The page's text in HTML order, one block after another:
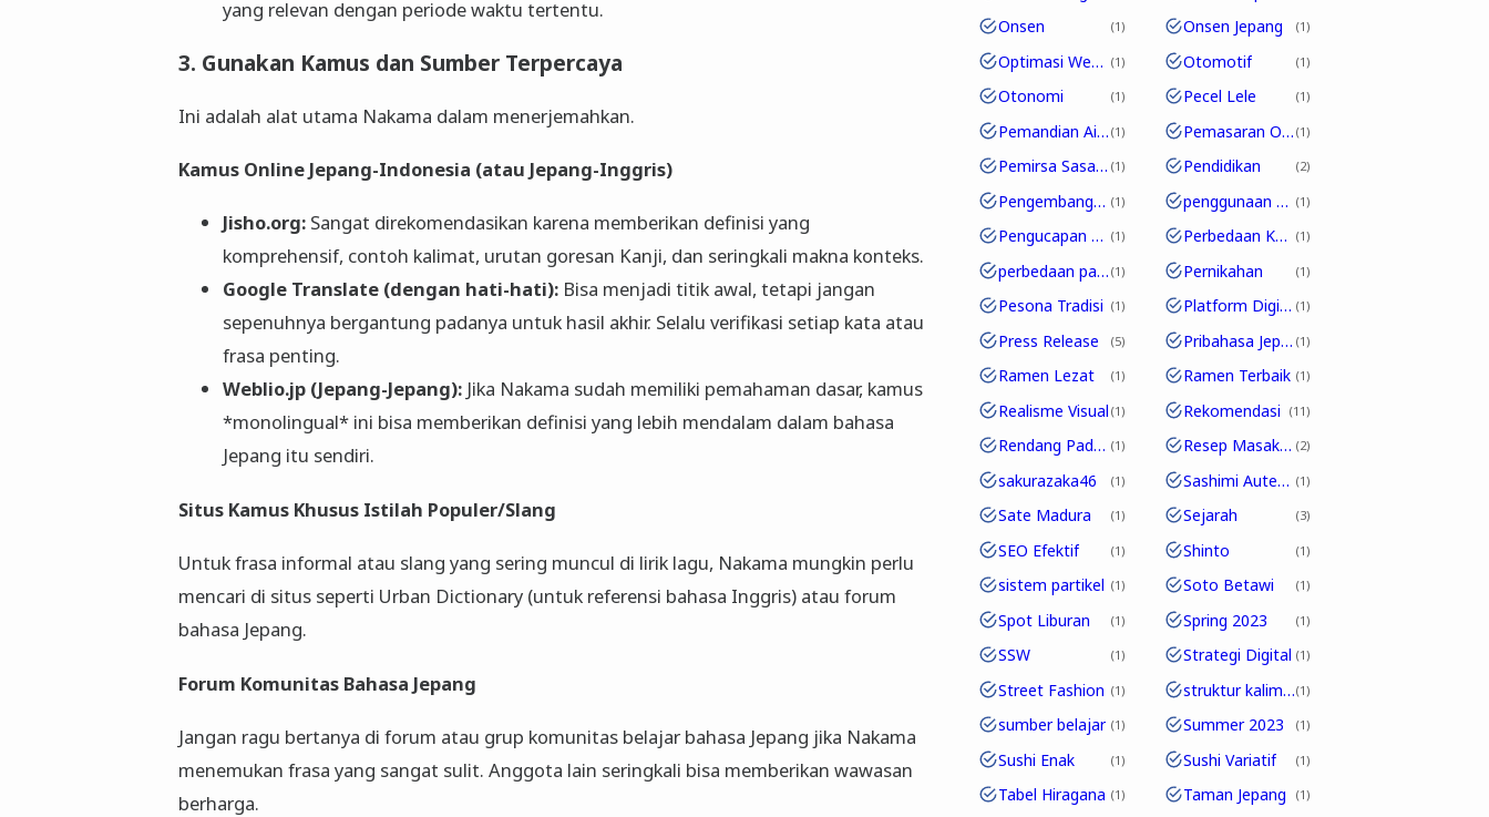
yang relevan dengan periode waktu tertentu.
3. Gunakan Kamus dan Sumber Terpercaya
Ini adalah alat utama Nakama dalam menerjemahkan.
Kamus Online Jepang-Indonesia (atau Jepang-Inggris)
Jisho.org: Sangat direkomendasikan karena memberikan definisi yang
komprehensif, contoh kalimat, urutan goresan Kanji, dan seringkali makna konteks.
Google Translate (dengan hati-hati): Bisa menjadi titik awal, tetapi jangan
sepenuhnya bergantung padanya untuk hasil akhir. Selalu verifikasi setiap kata atau
frasa penting.
Weblio.jp (Jepang-Jepang): Jika Nakama sudah memiliki pemahaman dasar, kamus
*monolingual* ini bisa memberikan definisi yang lebih mendalam dalam bahasa
Jepang itu sendiri.
Situs Kamus Khusus Istilah Populer/Slang
Untuk frasa informal atau slang yang sering muncul di lirik lagu, Nakama mungkin perlu
mencari di situs seperti Urban Dictionary (untuk referensi bahasa Inggris) atau forum
bahasa Jepang.
Forum Komunitas Bahasa Jepang
Jangan ragu bertanya di forum atau grup komunitas belajar bahasa Jepang jika Nakama
menemukan frasa yang sangat sulit. Anggota lain seringkali bisa memberikan wawasan
berharga.
Onsen 1 Onsen Jepang 1
Optimasi Website 1 Otomotif 1
Otonomi 1 Pecel Lele 1
Pemandian Air Panas 1 Pemasaran Online 1
Pemirsa Sasaran 1 Pendidikan 2
Pengembangan Karakter 1 penggunaan partikel 1
Pengucapan Unik 1 Perbedaan Kosakata 1
perbedaan partikel 1 Pernikahan 1
Pesona Tradisi 1 Platform Digital 1
Press Release 5 Pribahasa Jepang 1
Ramen Lezat 1 Ramen Terbaik 1
Realisme Visual 1 Rekomendasi 11
Rendang Padang 1 Resep Masakan 2
sakurazaka46 1 Sashimi Autentik 1
Sate Madura 1 Sejarah 3
SEO Efektif 1 Shinto 1
sistem partikel 1 Soto Betawi 1
Spot Liburan 1 Spring 2023 1
SSW 1 Strategi Digital 1
Street Fashion 1 struktur kalimat 1
sumber belajar 1 Summer 2023 1
Sushi Enak 1 Sushi Variatif 1
Tabel Hiragana 1 Taman Jepang 1